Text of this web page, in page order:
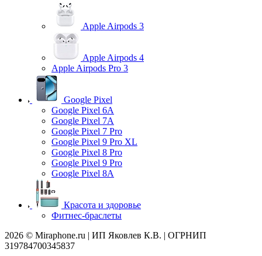
Apple Airpods 3
Apple Airpods 4
Apple Airpods Pro 3
Google Pixel
Google Pixel 6A
Google Pixel 7А
Google Pixel 7 Pro
Google Pixel 9 Pro XL
Google Pixel 8 Pro
Google Pixel 9 Pro
Google Pixel 8A
Красота и здоровье
Фитнес-браслеты
2026 © Miraphone.ru | ИП Яковлев К.В. | ОГРНИП
319784700345837